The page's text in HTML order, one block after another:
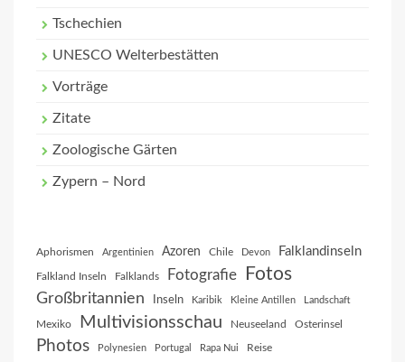
Tschechien
UNESCO Welterbestätten
Vorträge
Zitate
Zoologische Gärten
Zypern – Nord
Aphorismen Argentinien Azoren Chile Devon Falklandinseln
Falkland Inseln Falklands Fotografie Fotos
Großbritannien Inseln Karibik Kleine Antillen Landschaft
Mexiko Multivisionsschau Neuseeland Osterinsel
Photos Polynesien Portugal Rapa Nui Reise